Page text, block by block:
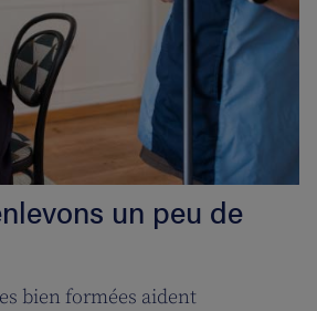
un peu de
bien formées aident